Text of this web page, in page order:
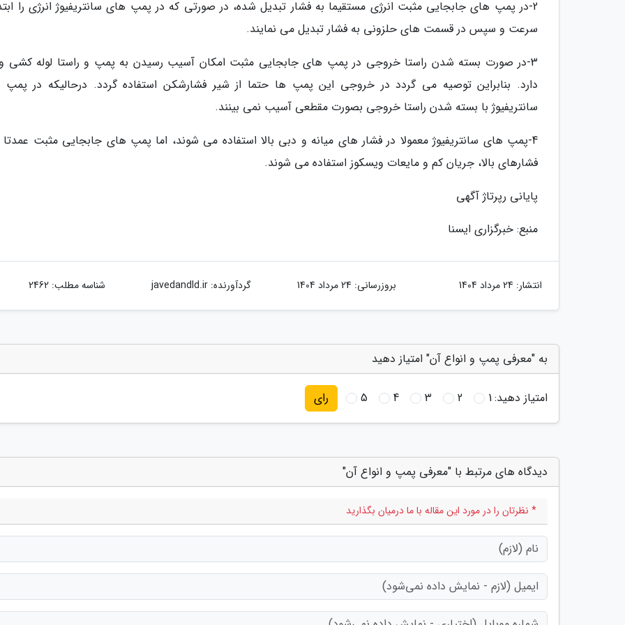
2-در پمپ های جابجایی مثبت انرژی مستقیما به فشار تبدیل شده، در صورتی که در پمپ های سانتریفیوژ انرژی را
سرعت و سپس در قسمت های حلزونی به فشار تبدیل می نمایند.
3-در صورت بسته شدن راستا خروجی در پمپ های جابجایی مثبت امکان آسیب رسیدن به پمپ و راستا لوله کشی
دارد. بنابراین توصیه می گردد در خروجی این پمپ ها حتما از شیر فشارشکن استفاده گردد. درحالیکه در
سانتریفیوژ با بسته شدن راستا خروجی بصورت مقطعی آسیب نمی بینند.
4-پمپ های سانتریفیوژ معمولا در فشار های میانه و دبی بالا استفاده می شوند، اما پمپ های جابجایی مثبت عمدتا
فشارهای بالا، جریان کم و مایعات ویسکوز استفاده می شوند.
پایانی رپرتاژ آگهی
منبع: خبرگزاری ایسنا
انتشار: 24 مرداد 1404 بروزرسانی: 24 مرداد 1404 گردآورنده:javedandld.ir شناسه مطلب: 2462
به "معرفی پمپ و انواع آن" امتیاز دهید
امتیاز دهید:1
2
3
4
5 رای
دیدگاه های مرتبط با "معرفی پمپ و انواع آن"
* نظرتان را در مورد این مقاله با ما درمیان بگذارید